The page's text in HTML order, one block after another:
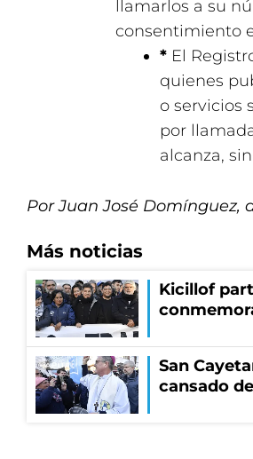
llamarlos a su
consentimiento
* El
quienes
o servicios
por
alcanza,
Por Juan José Domínguez,
Más noticias
Kicillof
San
cansado